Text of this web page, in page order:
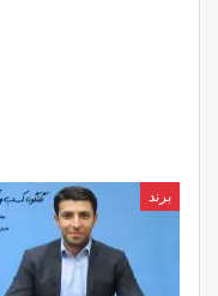
برند